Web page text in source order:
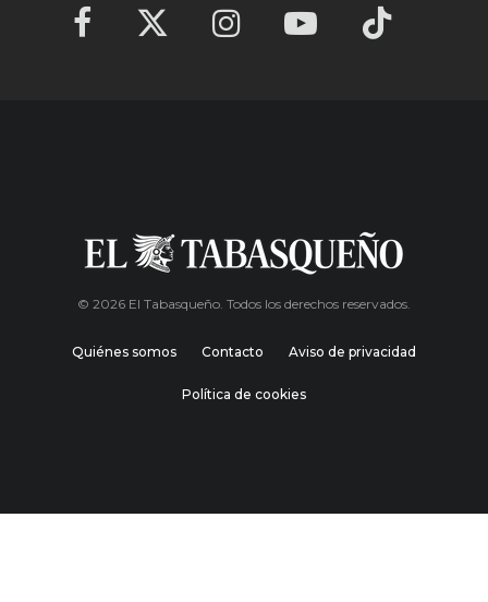
© 2026 El Tabasqueño. Todos los derechos reservados.
Quiénes somos Contacto Aviso de privacidad
Política de cookies